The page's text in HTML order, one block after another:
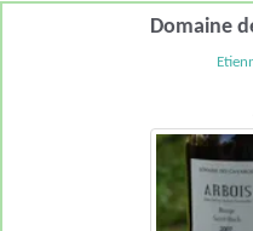
Domaine